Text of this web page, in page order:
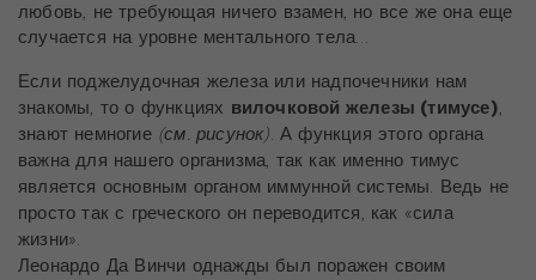
любовь, не требующая ничего взамен, но все же она еще
случается на уровне ментального тела…
Если поджелудочная железа или надпочечники нам
знакомы, то о функциях вилочковой железы (тимусе),
знают немногие (см. рисунок). А функция этого органа
важна для нашего организма, так как именно тимус
является основным органом иммунной системы. Ведь не
просто так с греческого он переводится, как «сила
жизни».
Леонардо Да Винчи однажды был поражен своим